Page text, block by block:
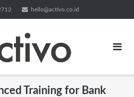
hello@activo.co.id
Training for Bank